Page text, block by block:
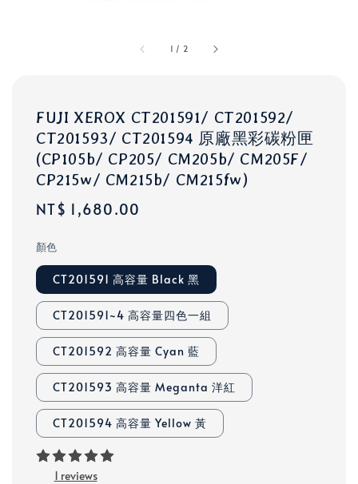
1 / 2
FUJI XEROX CT201591/ CT201592/
CT201593/ CT201594 原廠黑彩碳粉匣
(CP105b/ CP205/ CM205b/ CM205F/
CP215w/ CM215b/ CM215fw)
Regular
NT$ 1,680.00
顏色
CT201591 高容量 Black 黑
CT201591~4 高容量四色一組
CT201592 高容量 Cyan 藍
CT201593 高容量 Meganta 洋紅
CT201594 高容量 Yellow 黃
1 reviews